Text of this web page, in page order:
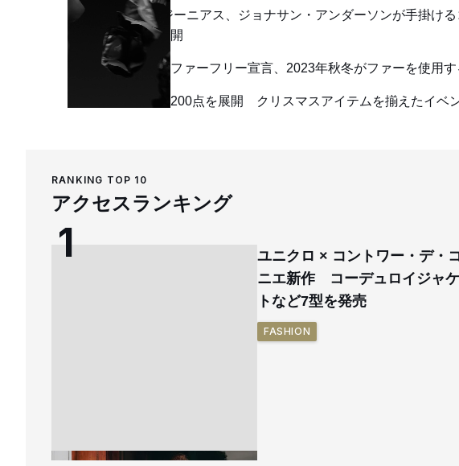
モンクレール ジーニアス、ジョナサン・アンダーソンが手掛け
ートバッグを展開
モンクレールがファーフリー宣言、2023年秋冬がファーを使用
スノードーム約200点を展開 クリスマスアイテムを揃えたイベ
RANKING TOP 10
アクセスランキング
ユニクロ × コントワー・デ・
ニエ新作 コーデュロイジャ
トなど7型を発売
FASHION